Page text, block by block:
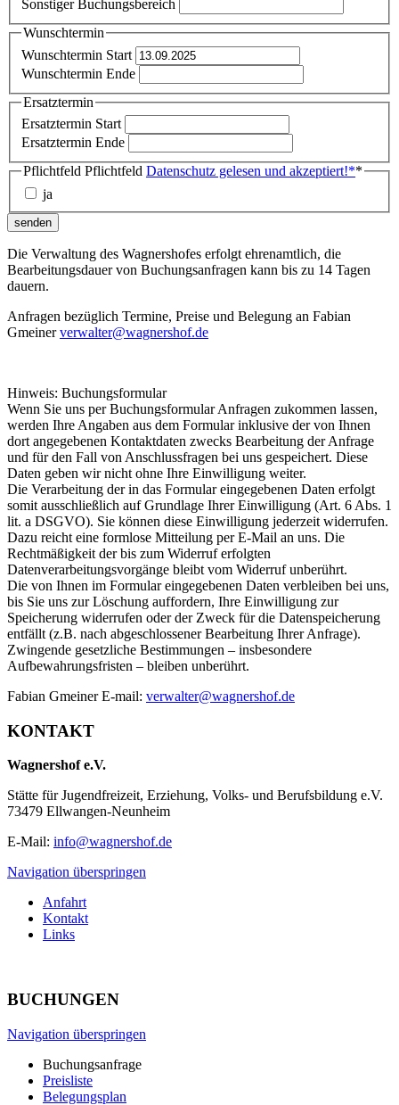
Sonstiger Buchungsbereich
Wunschtermin
Wunschtermin Start
Wunschtermin Ende
Ersatztermin
Ersatztermin Start
Ersatztermin Ende
Pflichtfeld Pflichtfeld Datenschutz gelesen und akzeptiert!**
ja
senden
Die Verwaltung des Wagnershofes erfolgt ehrenamtlich, die
Bearbeitungsdauer von Buchungsanfragen kann bis zu 14 Tagen
dauern.
Anfragen bezüglich Termine, Preise und Belegung an Fabian
Gmeinerverwalter@wagnershof.de
Hinweis: Buchungsformular
Wenn Sie uns per Buchungsformular Anfragen zukommen lassen,
werden Ihre Angaben aus dem Formular inklusive der von Ihnen
dort angegebenen Kontaktdaten zwecks Bearbeitung der Anfrage
und für den Fall von Anschlussfragen bei uns gespeichert. Diese
Daten geben wir nicht ohne Ihre Einwilligung weiter.
Die Verarbeitung der in das Formular eingegebenen Daten erfolgt
somit ausschließlich auf Grundlage Ihrer Einwilligung (Art. 6 Abs. 1
lit. a DSGVO). Sie können diese Einwilligung jederzeit widerrufen.
Dazu reicht eine formlose Mitteilung per E-Mail an uns. Die
Rechtmäßigkeit der bis zum Widerruf erfolgten
Datenverarbeitungsvorgänge bleibt vom Widerruf unberührt.
Die von Ihnen im Formular eingegebenen Daten verbleiben bei uns,
bis Sie uns zur Löschung auffordern, Ihre Einwilligung zur
Speicherung widerrufen oder der Zweck für die Datenspeicherung
entfällt (z.B. nach abgeschlossener Bearbeitung Ihrer Anfrage).
Zwingende gesetzliche Bestimmungen – insbesondere
Aufbewahrungsfristen – bleiben unberührt.
Fabian Gmeiner E-mail: verwalter@wagnershof.de
KONTAKT
Wagnershof e.V.
Stätte für Jugendfreizeit, Erziehung, Volks- und Berufsbildung e.V.
73479 Ellwangen-Neunheim
E-Mail: info@wagnershof.de
Navigation überspringen
Anfahrt
Kontakt
Links
BUCHUNGEN
Navigation überspringen
Buchungsanfrage
Preisliste
Belegungsplan